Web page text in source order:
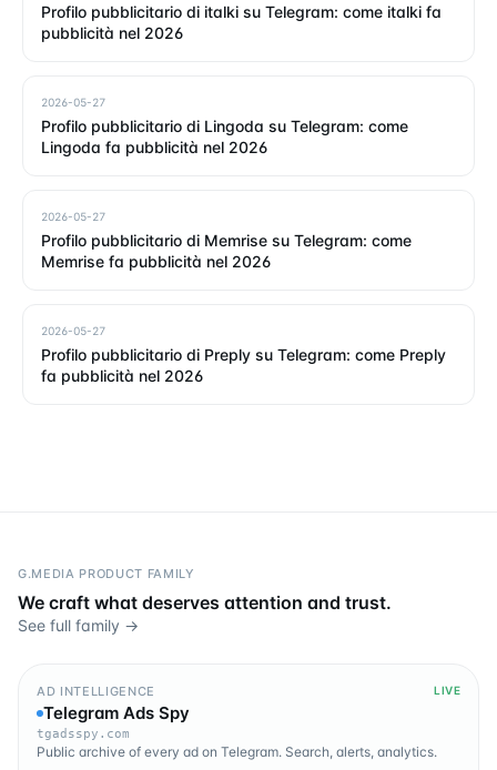
Profilo pubblicitario di italki su Telegram: come italki fa
pubblicità nel 2026
2026-05-27
Profilo pubblicitario di Lingoda su Telegram: come
Lingoda fa pubblicità nel 2026
2026-05-27
Profilo pubblicitario di Memrise su Telegram: come
Memrise fa pubblicità nel 2026
2026-05-27
Profilo pubblicitario di Preply su Telegram: come Preply
fa pubblicità nel 2026
G.MEDIA PRODUCT FAMILY
We craft what deserves attention and trust.
See full family →
AD INTELLIGENCE LIVE
Telegram Ads Spy
tgadsspy.com
Public archive of every ad on Telegram. Search, alerts, analytics.